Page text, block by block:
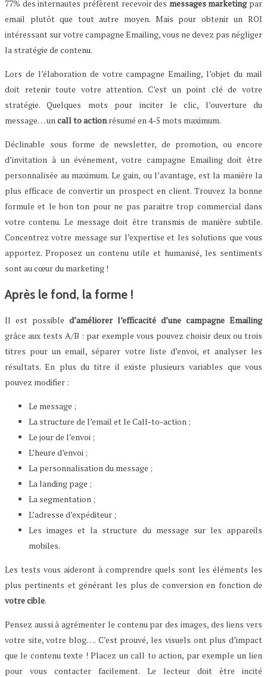
77% des internautes préfèrent recevoir des messages marketingpar
email plutôt que tout autre moyen. Mais pour obtenir un ROI
intéressant sur votre campagne Emailing, vous ne devez pas négliger
la stratégie de contenu.
Lors de l’élaboration de votre campagne Emailing, l’objet du mail
doit retenir toute votre attention. C’est un point clé de votre
stratégie. Quelques mots pour inciter le clic, l’ouverture du
message… uncall to actionrésumé en 4-5 mots maximum.
Déclinable sous forme de newsletter, de promotion, ou encore
d’invitation à un événement, votre campagne Emailing doit être
personnalisée au maximum. Le gain, ou l’avantage, est la manière la
plus efficace de convertir un prospect en client. Trouvez la bonne
formule et le bon ton pour ne pas paraitre trop commercial dans
votre contenu. Le message doit être transmis de manière subtile.
Concentrez votre message sur l’expertise et les solutions que vous
apportez. Proposez un contenu utile et humanisé, les sentiments
sont au cœur du marketing !
Après le fond, la forme !
Il est possible d’améliorer l’efficacité d’une campagne Emailing
grâce aux tests A/B : par exemple vous pouvez choisir deux ou trois
titres pour un email, séparer votre liste d’envoi, et analyser les
résultats. En plus du titre il existe plusieurs variables que vous
pouvez modifier :
Le message ;
La structure de l’email et le Call-to-action ;
Le jour de l’envoi ;
L’heure d’envoi ;
La personnalisation du message ;
La landing page ;
La segmentation ;
L’adresse d’expéditeur ;
Les images et la structure du message sur les appareils
mobiles.
Les tests vous aideront à comprendre quels sont les éléments les
plus pertinents et générant les plus de conversion en fonction de
votre cible.
Pensez aussi à agrémenter le contenu par des images, des liens vers
votre site, votre blog…. C’est prouvé, les visuels ont plus d’impact
que le contenu texte ! Placez un call to action, par exemple un lien
pour vous contacter facilement. Le lecteur doit être incité